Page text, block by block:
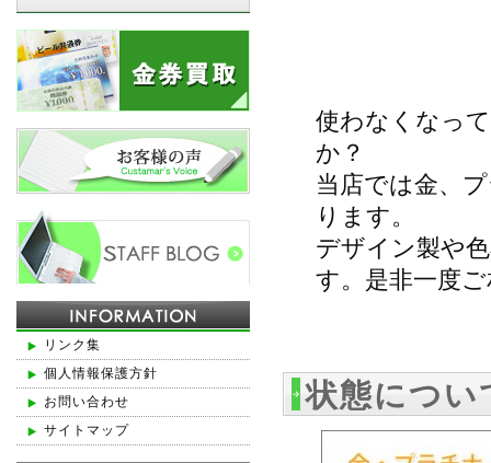
使わなくなっ
か？
当店では金、
ります。
デザイン製や
す。是非一度
状態につい
リンク集
個人情報保護方針
お問い合わせ
サイトマップ